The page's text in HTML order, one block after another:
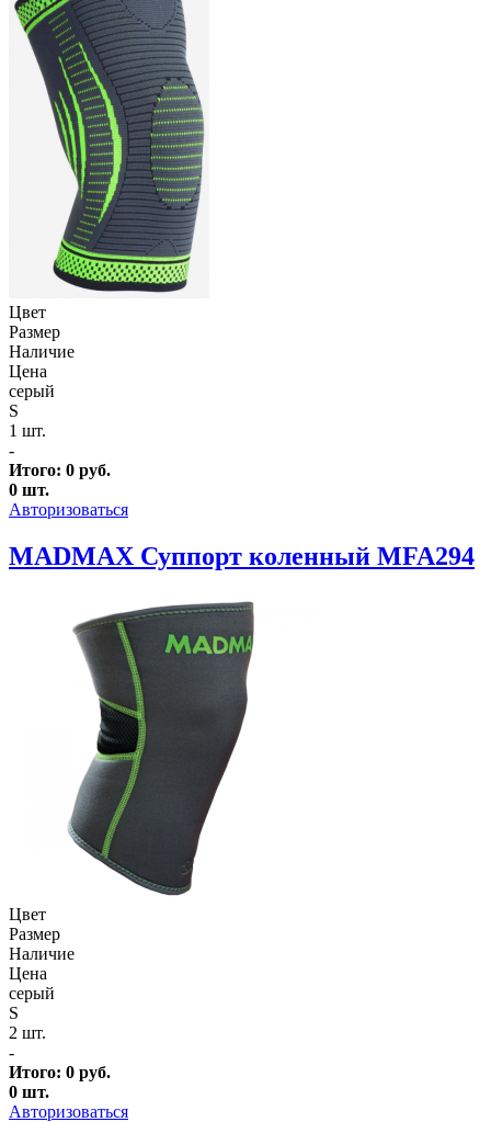
Цвет
Размер
Наличие
Цена
серый
S
1 шт.
-
Итого: 0 руб.
0 шт.
Авторизоваться
MADMAX Суппорт коленный MFA294
Цвет
Размер
Наличие
Цена
серый
S
2 шт.
-
Итого: 0 руб.
0 шт.
Авторизоваться